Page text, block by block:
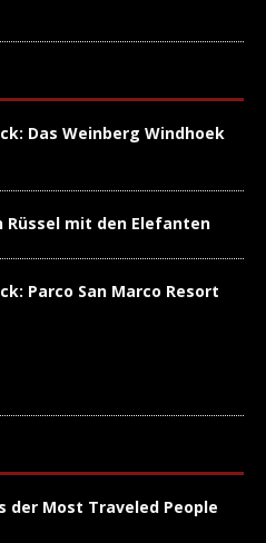
Das Weinberg Windhoek
Rüssel mit den Elefanten
Parco San Marco Resort
der Most Traveled People